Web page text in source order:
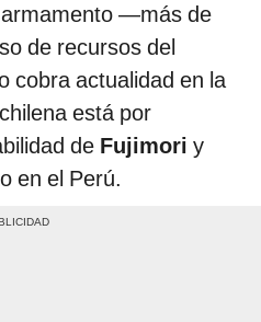
—más de
de recursos del
cobra actualidad en la
está por
de Fujimori y
en el Perú.